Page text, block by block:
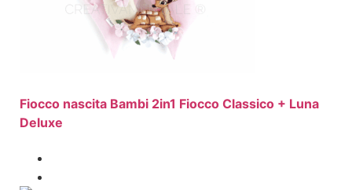
Fiocco nascita Bambi 2in1 Fiocco Classico + Luna
Deluxe